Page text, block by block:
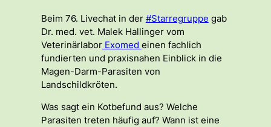
Beim 76. Livechat in der #Starregruppe gab
Dr. med. vet. Malek Hallinger vom
VeterinärlaborExomed einen fachlich
fundierten und praxisnahen Einblick in die
Magen-Darm-Parasiten von
Landschildkröten.
Was sagt ein Kotbefund aus? Welche
Parasiten treten häufig auf? Wann ist eine